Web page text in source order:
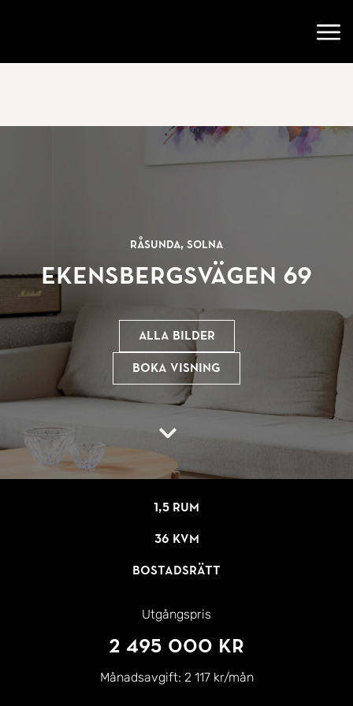
Råsunda, Solna
Ekensbergsvägen 69
Alla bilder
Boka visning
1,5 rum
36 kvm
Bostadsrätt
Utgångspris
2 495 000 kr
Månadsavgift: 2 117 kr/mån